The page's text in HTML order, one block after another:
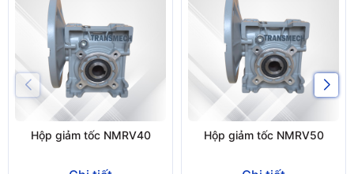
Hộp giảm tốc NMRV40 Hộp giảm tốc NMRV50